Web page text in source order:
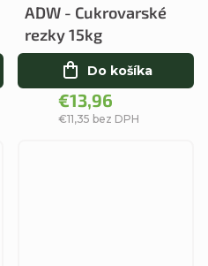
ADW - Cukrovarské
rezky 15kg
€11,35 bez DPH
€13,96
Do košíka